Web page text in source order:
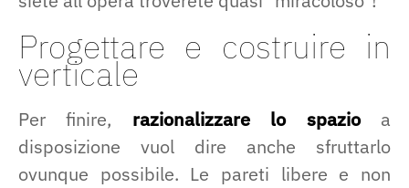
Progettare e costruire in
verticale
Per finire, razionalizzare lo spazioa
disposizione vuol dire anche sfruttarlo
ovunque possibile. Le pareti libere e non